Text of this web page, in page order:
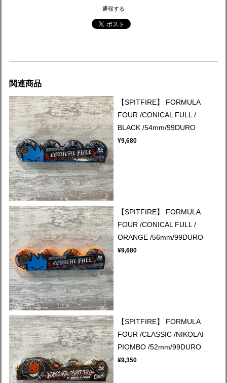
通報する
関連商品
【SPITFIRE】 FORMULA
FOUR /CONICAL FULL /
BLACK /54mm/99DURO
¥9,680
【SPITFIRE】 FORMULA
FOUR /CONICAL FULL /
ORANGE /56mm/99DURO
¥9,680
【SPITFIRE】 FORMULA
FOUR /CLASSIC /NIKOLAI
PIOMBO /52mm/99DURO
¥9,350